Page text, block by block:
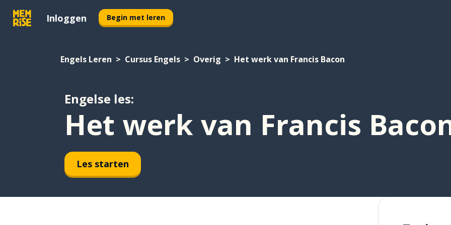
Inloggen Begin met leren
Engels Leren Cursus Engels Overig Het werk van Francis Bacon
Engelse les:
Het werk van Francis
Les starten